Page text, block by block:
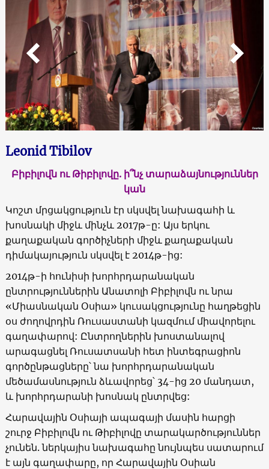
Leonid Tibilov
Բիբիլովն ու Թիբիլովը. ի՞նչ տարաձայնություններ
կան
Կոշտ մրցակցություն էր սկսվել նախագահի և
խոսնակի միջև մինչև 2017թ-ը: Այս երկու
քաղաքական գործիչների միջև քաղաքական
դիմակայություն սկսվել է 2014թ-ից:
2014թ-ի հունիսի խորհրդարանական
ընտրություններին Անատոլի Բիբիլովն ու նրա
«Միասնական Օսիա» կուսակցությունը հաղթեցին
օս ժողովրդին Ռուսաստանի կազմում միավորելու
գաղափարով: Ընտրողներին խոստանալով
արագացնել Ռուսատսանի հետ ինտեգրացիոն
գործընթացները՝ նա խորհրդարանական
մեծամասնություն ձևավորեց՝ 34-ից 20 մանդատ,
և խորհրդարանի խոսնակ ընտրվեց:
Հարավային Օսիայի ապագայի մասին հարցի
շուրջ Բիբիլովն ու Թիբիլովը տարակարծություններ
չունեն. ներկայիս նախագահը նույնպես սատարում
է այն գաղափարը, որ Հարավային Օսիան